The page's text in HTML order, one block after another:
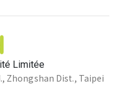
Limitée
Zhongshan Dist., Taipei